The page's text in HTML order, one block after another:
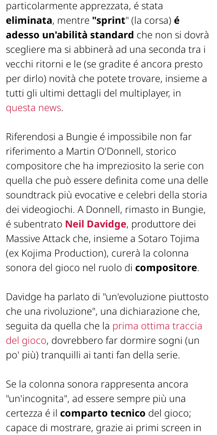
particolarmente apprezzata, é stata
eliminata, mentre "sprint" (la corsa) é
adesso un'abilità standard che non si dovrà
scegliere ma si abbinerà ad una seconda tra i
vecchi ritorni e le (se gradite é ancora presto
per dirlo) novità che potete trovare, insieme a
tutti gli ultimi dettagli del multiplayer, in
questa news.
Riferendosi a Bungie é impossibile non far
riferimento a Martin O'Donnell, storico
compositore che ha impreziosito la serie con
quella che può essere definita come una delle
soundtrack più evocative e celebri della storia
dei videogiochi. A Donnell, rimasto in Bungie,
é subentrato Neil Davidge, produttore dei
Massive Attack che, insieme a Sotaro Tojima
(ex Kojima Production), curerà la colonna
sonora del gioco nel ruolo di compositore.
Davidge ha parlato di "un'evoluzione piuttosto
che una rivoluzione", una dichiarazione che,
seguita da quella che la prima ottima traccia
del gioco, dovrebbero far dormire sogni (un
po' più) tranquilli ai tanti fan della serie.
Se la colonna sonora rappresenta ancora
"un'incognita", ad essere sempre più una
certezza é il comparto tecnico del gioco;
capace di mostrare, grazie ai primi screen in